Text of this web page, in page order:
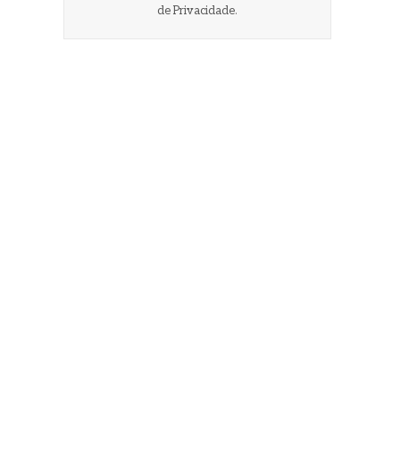
de Privacidade.